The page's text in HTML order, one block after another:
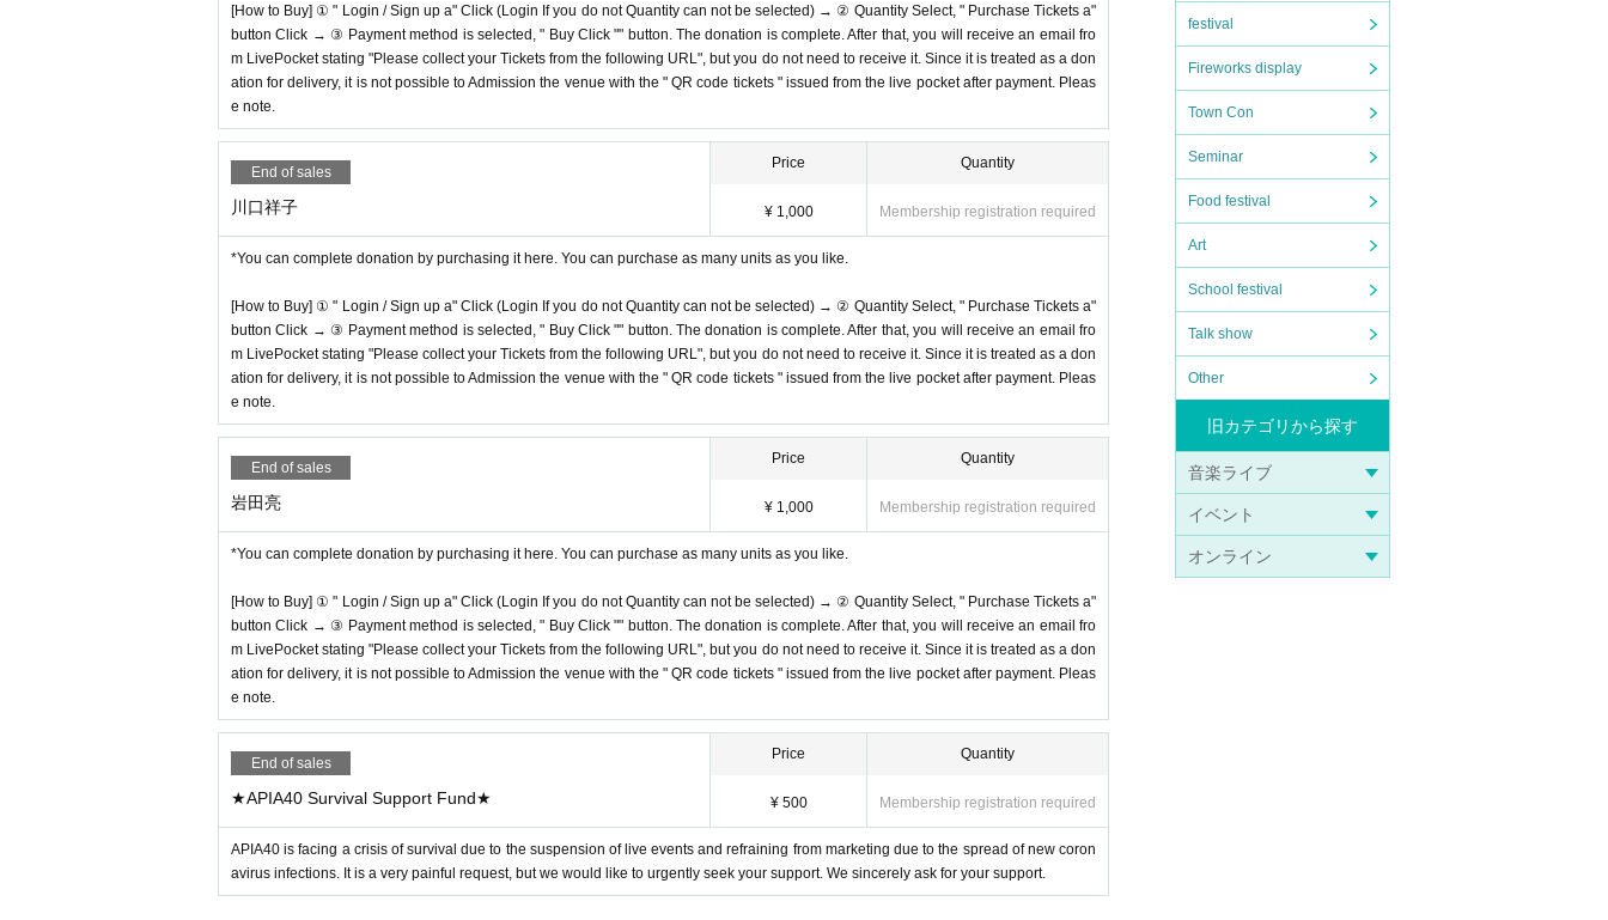
festival
Fireworks display
Town Con
Seminar
Food festival
Art
School festival
Talk show
Other
旧カテゴリから探す
音楽ライブ
イベント
オンライン
[How to Buy] ① " Login / Sign up a" Click (Login If you do not Quantity can not be selected) → ② Quantity Select, " Purchase Tickets a"
button Click → ③ Payment method is selected, " Buy Click "" button. The donation is complete. After that, you will receive an email fro
m LivePocket stating "Please collect your Tickets from the following URL", but you do not need to receive it. Since it is treated as a don
ation for delivery, it is not possible to Admission the venue with the " QR code tickets " issued from the live pocket after payment. Pleas
e note.
End of sales
川口祥子
Price
¥ 1,000
Quantity
Membership registration required
*You can complete donation by purchasing it here. You can purchase as many units as you like.
[How to Buy] ① " Login / Sign up a" Click (Login If you do not Quantity can not be selected) → ② Quantity Select, " Purchase Tickets a"
button Click → ③ Payment method is selected, " Buy Click "" button. The donation is complete. After that, you will receive an email fro
m LivePocket stating "Please collect your Tickets from the following URL", but you do not need to receive it. Since it is treated as a don
ation for delivery, it is not possible to Admission the venue with the " QR code tickets " issued from the live pocket after payment. Pleas
e note.
End of sales
岩田亮
Price
¥ 1,000
Quantity
Membership registration required
*You can complete donation by purchasing it here. You can purchase as many units as you like.
[How to Buy] ① " Login / Sign up a" Click (Login If you do not Quantity can not be selected) → ② Quantity Select, " Purchase Tickets a"
button Click → ③ Payment method is selected, " Buy Click "" button. The donation is complete. After that, you will receive an email fro
m LivePocket stating "Please collect your Tickets from the following URL", but you do not need to receive it. Since it is treated as a don
ation for delivery, it is not possible to Admission the venue with the " QR code tickets " issued from the live pocket after payment. Pleas
e note.
End of sales
★APIA40 Survival Support Fund★
Price
¥ 500
Quantity
Membership registration required
APIA40 is facing a crisis of survival due to the suspension of live events and refraining from marketing due to the spread of new coron
avirus infections. It is a very painful request, but we would like to urgently seek your support. We sincerely ask for your support.